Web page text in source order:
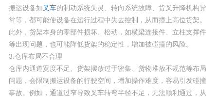
搬运设备如叉车的制动系统失灵、转向系统故障、货叉升降机构异
常等，都可能使设备在运行过程中失去控制，从而撞上高位货架。
此外，货架本身的零部件损坏、松动，如横梁连接件、立柱支撑件
等出现问题，也可能降低货架的稳定性，增加被碰撞的风险。
3.仓库布局不合理
仓库内通道宽度不足、货架摆放过于密集、货物堆放不规范等布局
问题，会限制搬运设备的行驶空间，增加操作难度，容易引发碰撞
事故。例如，通道过窄导致叉车转弯半径不足，无法顺利通过，从